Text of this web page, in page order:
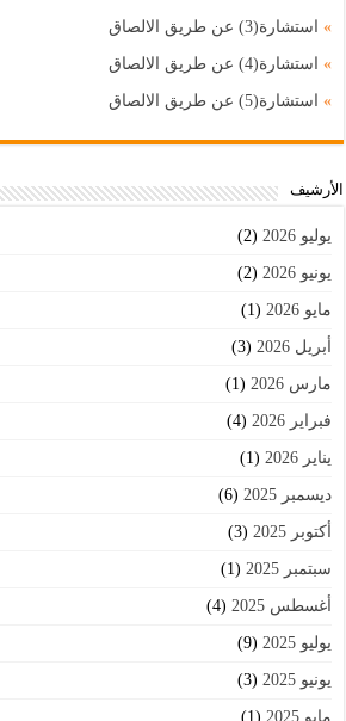
» استشارة(3) عن طريق الالصاق
» استشارة(4) عن طريق الالصاق
» استشارة(5) عن طريق الالصاق
اﻷرشيف
يوليو 2026 (2)
يونيو 2026 (2)
مايو 2026 (1)
أبريل 2026 (3)
مارس 2026 (1)
فبراير 2026 (4)
يناير 2026 (1)
ديسمبر 2025 (6)
أكتوبر 2025 (3)
سبتمبر 2025 (1)
أغسطس 2025 (4)
يوليو 2025 (9)
يونيو 2025 (3)
مايو 2025 (1)